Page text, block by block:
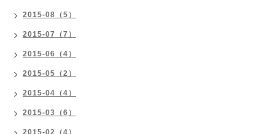
2015-08（5）
2015-07（7）
2015-06（4）
2015-05（2）
2015-04（4）
2015-03（6）
2015-02（4）